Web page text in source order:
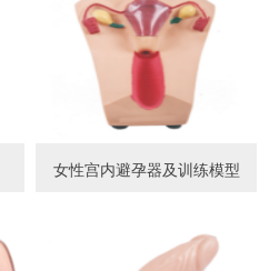
女性宫内避孕器及训练模型